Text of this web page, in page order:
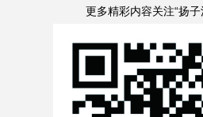
更多精彩内容关注“扬